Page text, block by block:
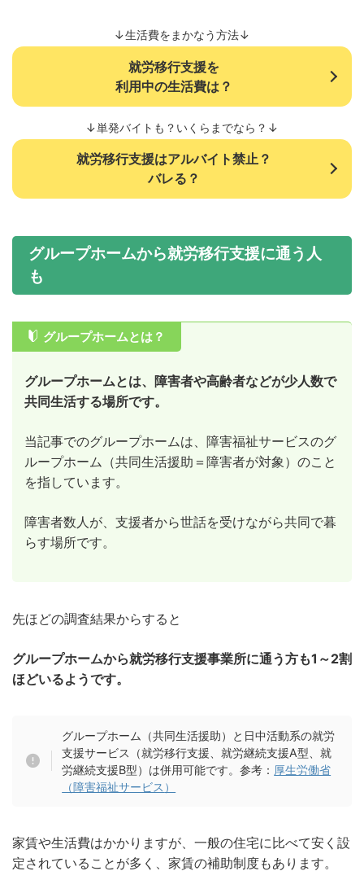
↓生活費をまかなう方法↓
就労移行支援を
利用中の生活費は？
↓単発バイトも？いくらまでなら？↓
就労移行支援はアルバイト禁止？
バレる？
グループホームから就労移行支援に通う人
も
グループホームとは？
グループホームとは、障害者や高齢者などが少人数で
共同生活する場所です。
当記事でのグループホームは、障害福祉サービスのグ
ループホーム（共同生活援助＝障害者が対象）のこと
を指しています。
障害者数人が、支援者から世話を受けながら共同で暮
らす場所です。
先ほどの調査結果からすると
グループホームから就労移行支援事業所に通う方も1～2割
ほどいるようです。
グループホーム（共同生活援助）と日中活動系の就労
支援サービス（就労移行支援、就労継続支援A型、就
労継続支援B型）は併用可能です。参考： 厚生労働省
（障害福祉サービス ）
家賃や生活費はかかりますが、一般の住宅に比べて安く設
定されていることが多く、家賃の補助制度もあります。